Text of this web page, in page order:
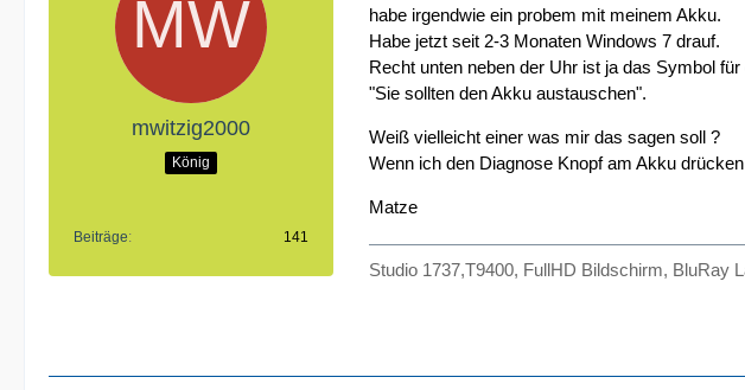
mwitzig2000
König
Beiträge 141
habe irgendwie ein probem mit meinem Akku.
Habe jetzt seit 2-3 Monaten Windows 7 drauf.
Recht unten neben der Uhr ist ja das Symbol
"Sie sollten den Akku austauschen".
Weiß vielleicht einer was mir das sagen soll ?
Wenn ich den Diagnose Knopf am Akku
Matze
Studio 1737,T9400, FullHD Bildschirm, BluRay